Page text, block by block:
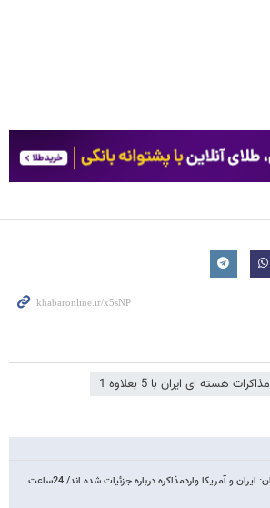
مذاکرات هسته ای ایران با 5 بعلاوه 1
گزارش رویترز از لوزان: ایران و آمریکا واردمذاکره درباره جزئیات شده اند/ 24ساعت